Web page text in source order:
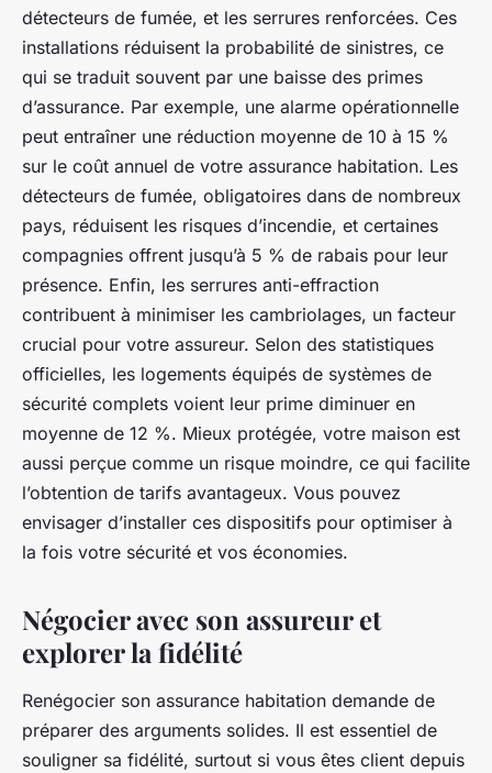
détecteurs de fumée, et les serrures renforcées. Ces
installations réduisent la probabilité de sinistres, ce
qui se traduit souvent par une baisse des primes
d’assurance. Par exemple, une alarme opérationnelle
peut entraîner une réduction moyenne de 10 à 15 %
sur le coût annuel de votre assurance habitation. Les
détecteurs de fumée, obligatoires dans de nombreux
pays, réduisent les risques d’incendie, et certaines
compagnies offrent jusqu’à 5 % de rabais pour leur
présence. Enfin, les serrures anti-effraction
contribuent à minimiser les cambriolages, un facteur
crucial pour votre assureur. Selon des statistiques
officielles, les logements équipés de systèmes de
sécurité complets voient leur prime diminuer en
moyenne de 12 %. Mieux protégée, votre maison est
aussi perçue comme un risque moindre, ce qui facilite
l’obtention de tarifs avantageux. Vous pouvez
envisager d’installer ces dispositifs pour optimiser à
la fois votre sécurité et vos économies.
Négocier avec son assureur et
explorer la fidélité
Renégocier son assurance habitation demande de
préparer des arguments solides. Il est essentiel de
souligner sa fidélité, surtout si vous êtes client depuis